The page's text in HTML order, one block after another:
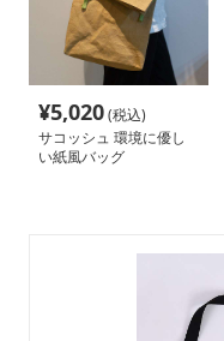
¥5,020(税込)
サコッシュ 環境に優し
い紙風バッグ